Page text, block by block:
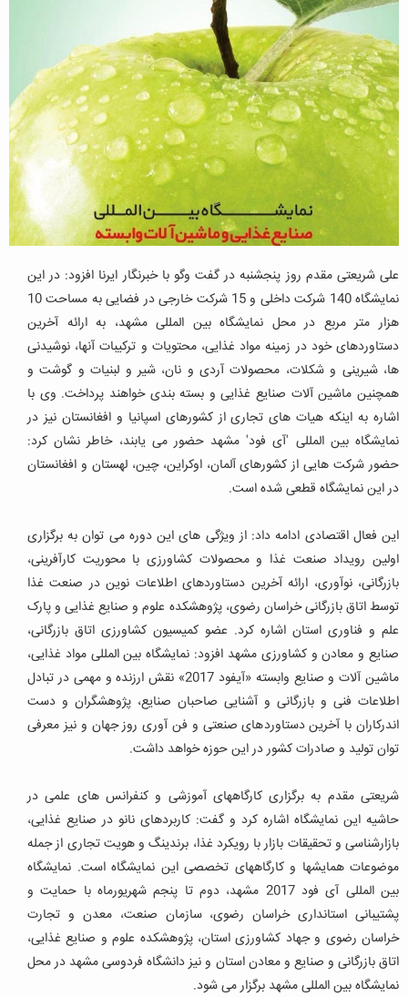
علی شریعتی مقدم روز پنجشنبه در گفت وگو با خبرنگار ایرنا افزود: در این
نمایشگاه 140 شرکت داخلی و 15 شرکت خارجی در فضایی به مساحت 10
هزار متر مربع در محل نمایشگاه بین المللی مشهد، به ارائه آخرین
دستاوردهای خود در زمینه مواد غذایی، محتویات و ترکیبات آنها، نوشیدنی
ها، شیرینی و شکلات، محصولات آردی و نان، شیر و لبنیات و گوشت و
همچنین ماشین آلات صنایع غذایی و بسته بندی خواهند پرداخت. وی با
اشاره به اینکه هیات های تجاری از کشورهای اسپانیا و افغانستان نیز در
نمایشگاه بین المللی 'آی فود' مشهد حضور می یابند، خاطر نشان کرد:
حضور شرکت هایی از کشورهای آلمان، اوکراین، چین، لهستان و افغانستان
در این نمایشگاه قطعی شده است.
این فعال اقتصادی ادامه داد: از ویژگی های این دوره می توان به برگزاری
اولین رویداد صنعت غذا و محصولات کشاورزی با محوریت کارآفرینی،
بازرگانی، نوآوری، ارائه آخرین دستاوردهای اطلاعات نوین در صنعت غذا
توسط اتاق بازرگانی خراسان رضوی، پژوهشکده علوم و صنایع غذایی و پارک
علم و فناوری استان اشاره کرد. عضو کمیسیون کشاورزی اتاق بازرگانی،
صنایع و معادن و کشاورزی مشهد افزود: نمایشگاه بین المللی مواد غذایی،
ماشین آلات و صنایع وابسته «آیفود 2017» نقش ارزنده و مهمی در تبادل
اطلاعات فنی و بازرگانی و آشنایی صاحبان صنایع، پژوهشگران و دست
اندرکاران با آخرین دستاوردهای صنعتی و فن آوری روز جهان و نیز معرفی
توان تولید و صادرات کشور در این حوزه خواهد داشت.
شریعتی مقدم به برگزاری کارگاههای آموزشی و کنفرانس های علمی در
حاشیه این نمایشگاه اشاره کرد و گفت: کاربردهای نانو در صنایع غذایی،
بازارشناسی و تحقیقات بازار با رویکرد غذا، برندینگ و هویت تجاری از جمله
موضوعات همایشها و کارگاههای تخصصی این نمایشگاه است. نمایشگاه
بین المللی آی فود 2017 مشهد، دوم تا پنجم شهریورماه با حمایت و
پشتیبانی استانداری خراسان رضوی، سازمان صنعت، معدن و تجارت
خراسان رضوی و جهاد کشاورزی استان، پژوهشکده علوم و صنایع غذایی،
اتاق بازرگانی و صنایع و معادن استان و نیز دانشگاه فردوسی مشهد در محل
نمایشگاه بین المللی مشهد برگزار می شود.